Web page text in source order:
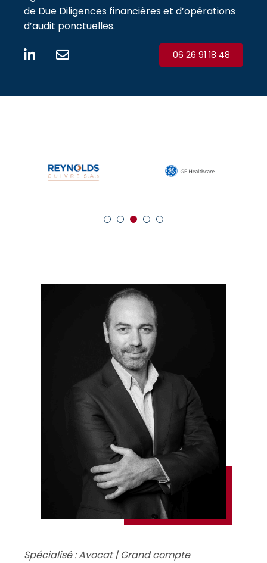
de Due Diligences financières et d’opérations
d’audit ponctuelles.
06 26 91 18 48
Spécialisé : Avocat | Grand compte